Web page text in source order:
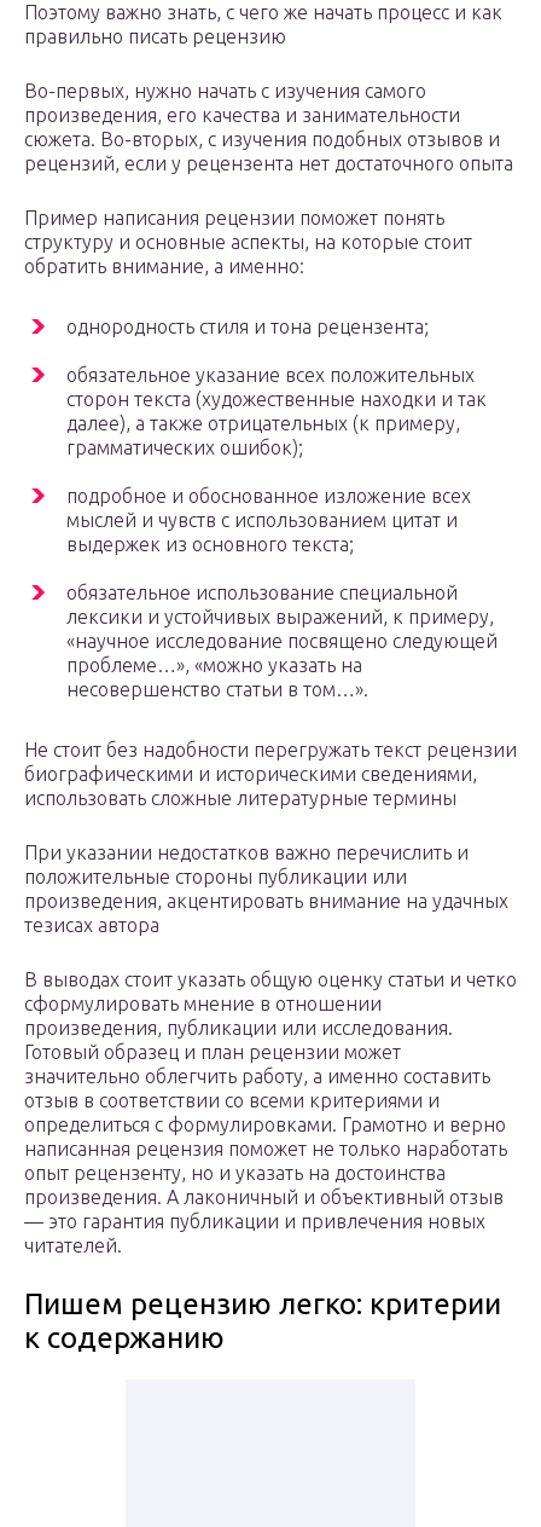
Поэтому важно знать, с чего же начать процесс и как
правильно писать рецензию
Во-первых, нужно начать с изучения самого
произведения, его качества и занимательности
сюжета. Во-вторых, с изучения подобных отзывов и
рецензий, если у рецензента нет достаточного опыта
Пример написания рецензии поможет понять
структуру и основные аспекты, на которые стоит
обратить внимание, а именно:
однородность стиля и тона рецензента;
обязательное указание всех положительных
сторон текста (художественные находки и так
далее), а также отрицательных (к примеру,
грамматических ошибок);
подробное и обоснованное изложение всех
мыслей и чувств с использованием цитат и
выдержек из основного текста;
обязательное использование специальной
лексики и устойчивых выражений, к примеру,
«научное исследование посвящено следующей
проблеме…», «можно указать на
несовершенство статьи в том…».
Не стоит без надобности перегружать текст рецензии
биографическими и историческими сведениями,
использовать сложные литературные термины
При указании недостатков важно перечислить и
положительные стороны публикации или
произведения, акцентировать внимание на удачных
тезисах автора
В выводах стоит указать общую оценку статьи и четко
сформулировать мнение в отношении
произведения, публикации или исследования.
Готовый образец и план рецензии может
значительно облегчить работу, а именно составить
отзыв в соответствии со всеми критериями и
определиться с формулировками. Грамотно и верно
написанная рецензия поможет не только наработать
опыт рецензенту, но и указать на достоинства
произведения. А лаконичный и объективный отзыв
— это гарантия публикации и привлечения новых
читателей.
Пишем рецензию легко: критерии
к содержанию